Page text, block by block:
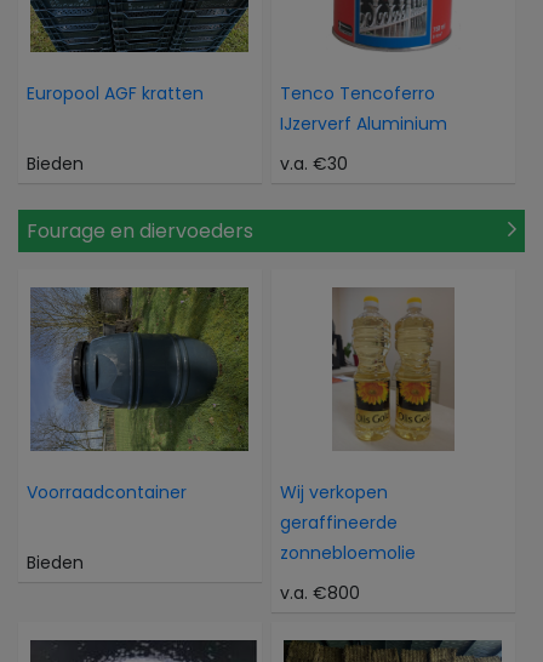
Europool AGF kratten
Bieden
Tenco Tencoferro
IJzerverf Aluminium
v.a. €30
Fourage en diervoeders
Voorraadcontainer
Bieden
Wij verkopen
geraffineerde
zonnebloemolie
v.a. €800